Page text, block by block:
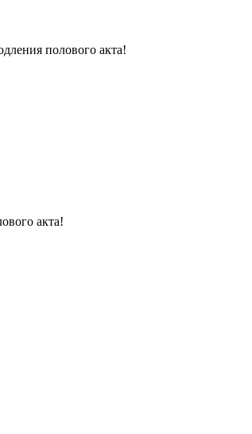
полового акта!
акта!